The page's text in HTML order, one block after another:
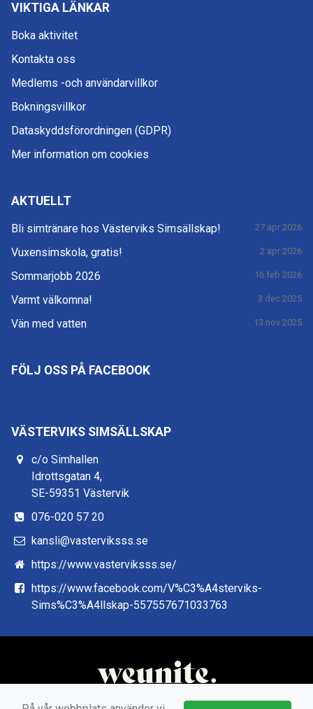
VIKTIGA LÄNKAR
Boka aktivitet
Kontakta oss
Medlems -och användarvillkor
Bokningsvillkor
Dataskyddsförordningen (GDPR)
Mer information om cookies
AKTUELLT
Bli simtränare hos Västerviks Simsällskap! 27 apr 2026
Vuxensimskola, gratis! 2 apr 2026
Sommarjobb 2026 16 feb 2026
Varmt välkomna! 3 dec 2025
Vän med vatten 13 nov 2025
FÖLJ OSS PÅ FACEBOOK
VÄSTERVIKS SIMSÄLLSKAP
c/o Simhallen
Idrottsgatan 4,
SE-59351 Västervik
076-020 57 20
kansli@vasterviksss.se
https://www.vasterviksss.se/
https://www.facebook.com/V%C3%A4sterviks-
Sims%C3%A4llskap-557557671033763